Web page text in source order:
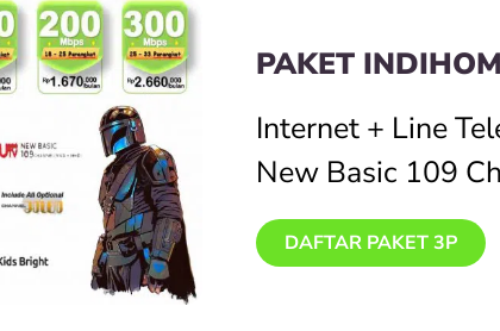
PAKET
Internet + Line
New Basic 109
DAFTAR PAKET 3P